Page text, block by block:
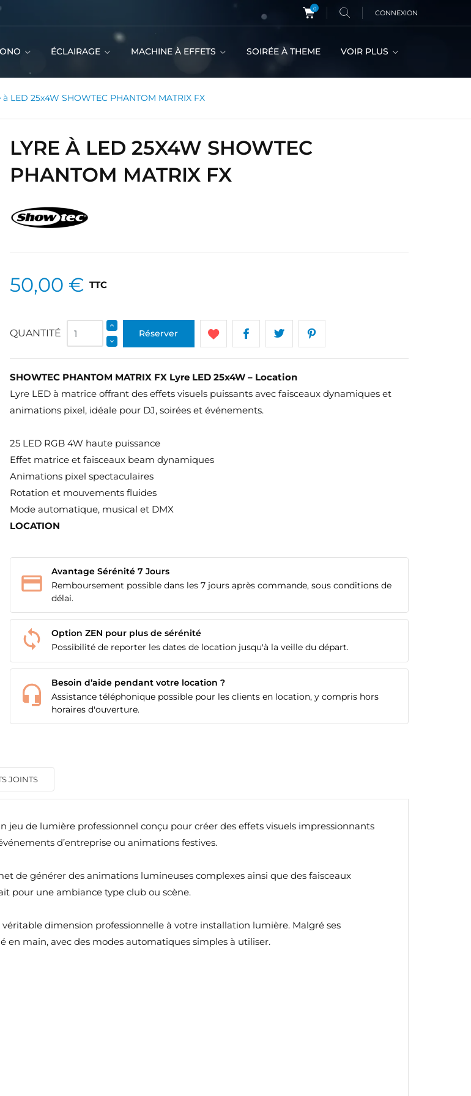
0 CONNEXION
ÉCLAIRAGE MACHINE À EFFETS SOIRÉE À THEME VOIR PLUS
à LED 25x4W SHOWTEC PHANTOM MATRIX FX
LYRE À LED 25X4W SHOWTEC
PHANTOM MATRIX FX
50,00 € TTC
QUANTITÉ Réserver
SHOWTEC PHANTOM MATRIX FX Lyre LED 25x4W – Location
Lyre LED à matrice offrant des effets visuels puissants avec faisceaux dynamiques et
animations pixel, idéale pour DJ, soirées et événements.
25 LED RGB 4W haute puissance
Effet matrice et faisceaux beam dynamiques
Animations pixel spectaculaires
Rotation et mouvements fluides
Mode automatique, musical et DMX
LOCATION
Avantage Sérénité 7 Jours
Remboursement possible dans les 7 jours après commande, sous conditions de
délai.
Option ZEN pour plus de sérénité
Possibilité de reporter les dates de location jusqu'à la veille du départ.
Besoin d’aide pendant votre location ?
Assistance téléphonique possible pour les clients en location, y compris hors
horaires d'ouverture.
JOINTS
jeu de lumière professionnel conçu pour créer des effets visuels impressionnants
d’entreprise ou animations festives.
de générer des animations lumineuses complexes ainsi que des faisceaux
pour une ambiance type club ou scène.
dimension professionnelle à votre installation lumière. Malgré ses
en main, avec des modes automatiques simples à utiliser.